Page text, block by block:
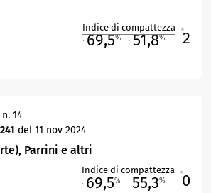
Indice di compattezza
69,5% 51,8% 2
14
241 del 11 nov 2024
Parrini e altri
Indice di compattezza
69,5% 55,3% 0